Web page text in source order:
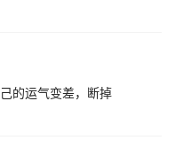
的运气变差，断掉